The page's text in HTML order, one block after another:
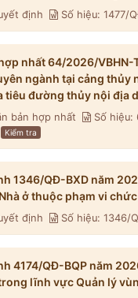
định Số hiệu: 1477/
nhất 64/2026/
ngành tại cảng thủy
tiêu đường thủy nội địa
bản hợp nhất Số hiệu:
Kiểm tra
1346/QĐ-BXD năm
ở thuộc phạm vi
định Số hiệu: 1346/
4174/QĐ-BQP năm
lĩnh vực Quản lý